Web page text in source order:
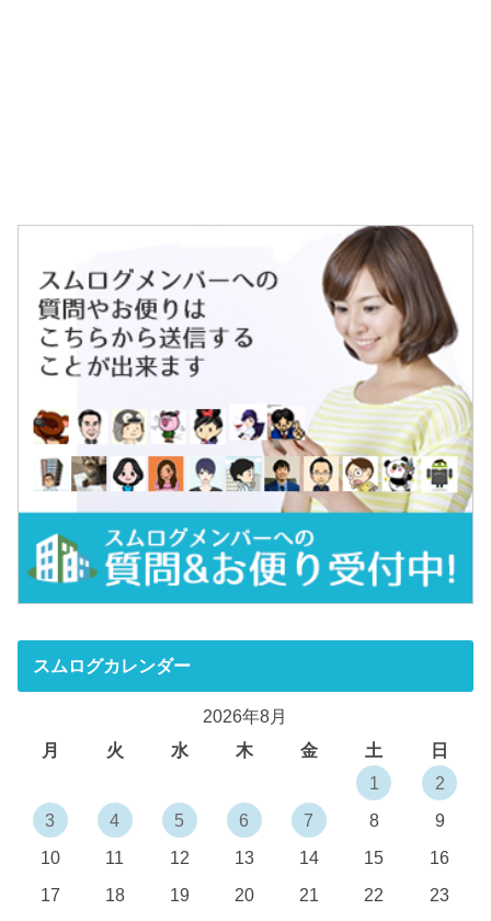
スムログカレンダー
2026年8月
月
火 水 木 金 土
日
1
2
3
4 5 6 7 8
9
10
11 12 13 14 15
16
17
18 19 20 21 22
23